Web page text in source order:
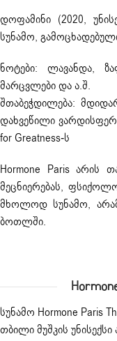
დოფამინი (2020,
სუნამო,
ნოტები: ლავანდა,
მარცვლები და ა.შ.
შთაბეჭდილება:
დახვეწილი
for Greatness-ს
Hormone Paris არის
მეცნიერებას,
მხოლოდ სუნამო,
ბოთლში.
სუნამო Hormone Paris
თბილი მუშკის